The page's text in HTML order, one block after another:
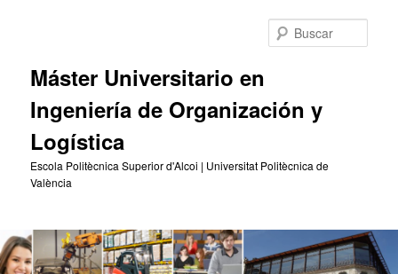
Máster Universitario en
Ingeniería de Organización y
Logística
Escola Politècnica Superior d'Alcoi | Universitat Politècnica de
València